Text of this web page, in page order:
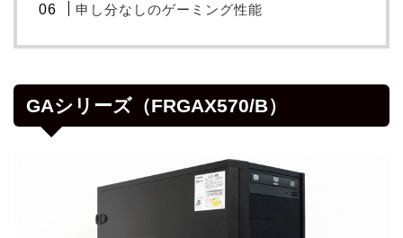
申し分なしのゲーミング性能
GAシリーズ（FRGAX570/B）